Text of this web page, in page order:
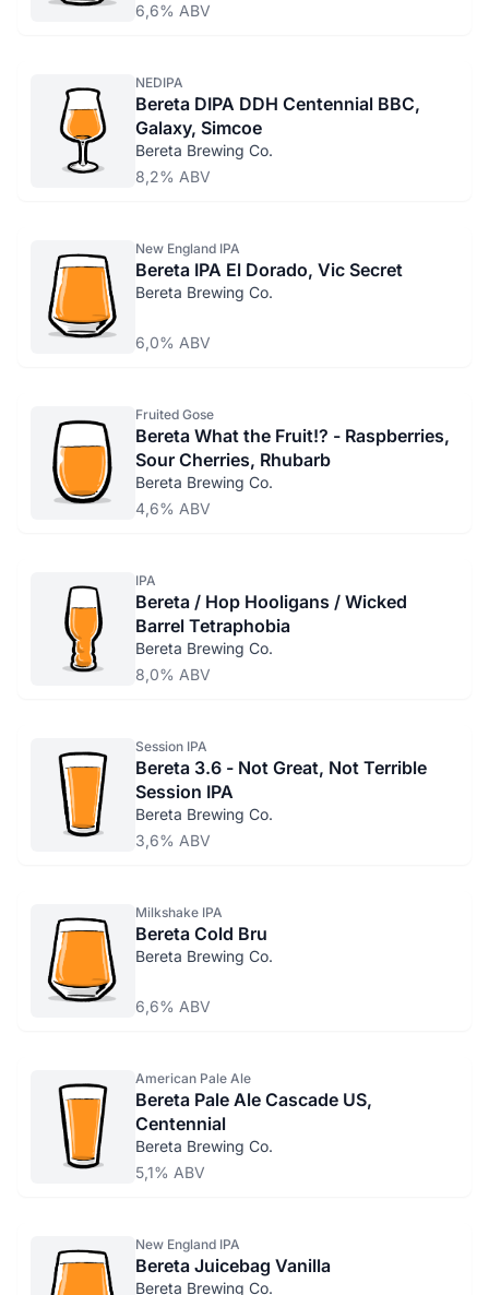
6,6% ABV
NEDIPA
Bereta DIPA DDH Centennial BBC,
Galaxy, Simcoe
Bereta Brewing Co.
8,2% ABV
New England IPA
Bereta IPA El Dorado, Vic Secret
Bereta Brewing Co.
6,0% ABV
Fruited Gose
Bereta What the Fruit!? - Raspberries,
Sour Cherries, Rhubarb
Bereta Brewing Co.
4,6% ABV
IPA
Bereta / Hop Hooligans / Wicked
Barrel Tetraphobia
Bereta Brewing Co.
8,0% ABV
Session IPA
Bereta 3.6 - Not Great, Not Terrible
Session IPA
Bereta Brewing Co.
3,6% ABV
Milkshake IPA
Bereta Cold Bru
Bereta Brewing Co.
6,6% ABV
American Pale Ale
Bereta Pale Ale Cascade US,
Centennial
Bereta Brewing Co.
5,1% ABV
New England IPA
Bereta Juicebag Vanilla
Bereta Brewing Co.